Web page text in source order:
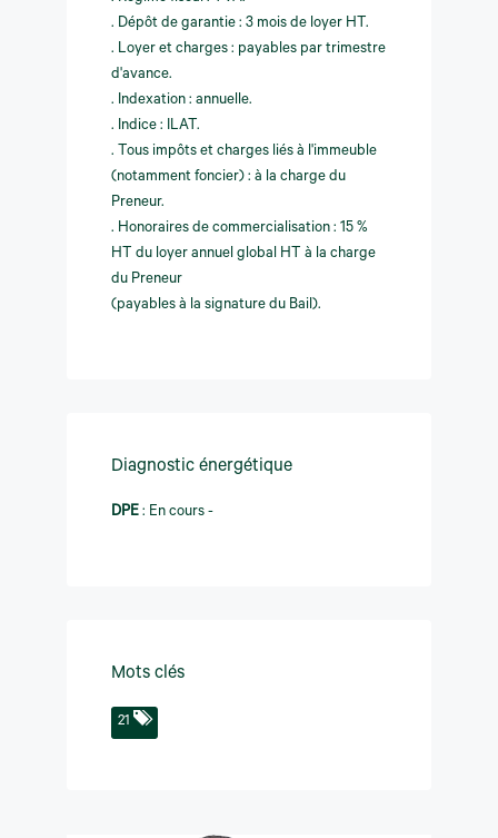
. Dépôt de garantie : 3 mois de loyer HT.
. Loyer et charges : payables par trimestre
d'avance.
. Indexation : annuelle.
. Indice : ILAT.
. Tous impôts et charges liés à l'immeuble
(notamment foncier) : à la charge du
Preneur.
. Honoraires de commercialisation : 15 %
HT du loyer annuel global HT à la charge
du Preneur
(payables à la signature du Bail).
Diagnostic énergétique
DPE : En cours -
Mots clés
21